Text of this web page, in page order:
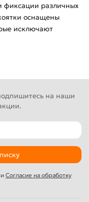
фиксации различных
оснащены
исключают
на наши
Согласие на обработку